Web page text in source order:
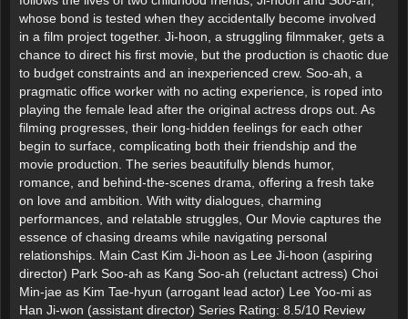
whose bond is tested when they accidentally become involved
in a film project together. Ji-hoon, a struggling filmmaker, gets a
chance to direct his first movie, but the production is chaotic due
to budget constraints and an inexperienced crew. Soo-ah, a
pragmatic office worker with no acting experience, is roped into
playing the female lead after the original actress drops out. As
filming progresses, their long-hidden feelings for each other
begin to surface, complicating both their friendship and the
movie production. The series beautifully blends humor,
romance, and behind-the-scenes drama, offering a fresh take
on love and ambition. With witty dialogues, charming
performances, and relatable struggles, Our Movie captures the
essence of chasing dreams while navigating personal
relationships. Main Cast Kim Ji-hoon as Lee Ji-hoon (aspiring
director) Park Soo-ah as Kang Soo-ah (reluctant actress) Choi
Min-jae as Kim Tae-hyun (arrogant lead actor) Lee Yoo-mi as
Han Ji-won (assistant director) Series Rating: 8.5/10 Review